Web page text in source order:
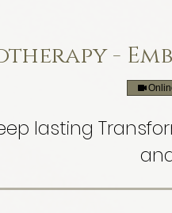
-
lasting